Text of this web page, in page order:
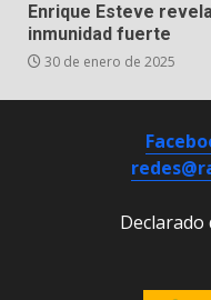
Enrique Esteve
inmunidad fuerte
30 de enero de 2025
Declarado